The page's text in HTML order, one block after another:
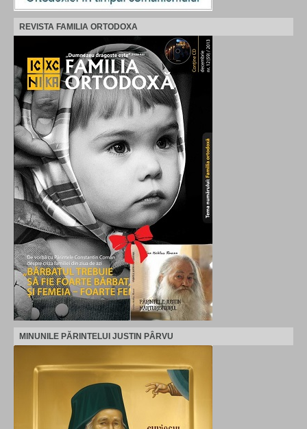
REVISTA FAMILIA ORTODOXA
MINUNILE PĂRINTELUI JUSTIN PÂRVU